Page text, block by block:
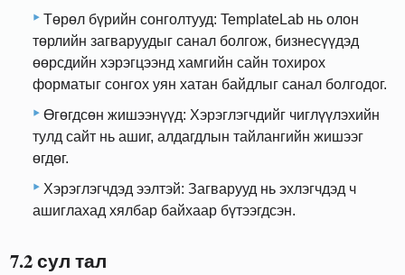
Төрөл бүрийн сонголтууд: TemplateLab нь олон
төрлийн загваруудыг санал болгож, бизнесүүдэд
өөрсдийн хэрэгцээнд хамгийн сайн тохирох
форматыг сонгох уян хатан байдлыг санал болгодог.
Өгөгдсөн жишээнүүд: Хэрэглэгчдийг чиглүүлэхийн
тулд сайт нь ашиг, алдагдлын тайлангийн жишээг
өгдөг.
Хэрэглэгчдэд ээлтэй: Загварууд нь эхлэгчдэд ч
ашиглахад хялбар байхаар бүтээгдсэн.
7.2 сул тал